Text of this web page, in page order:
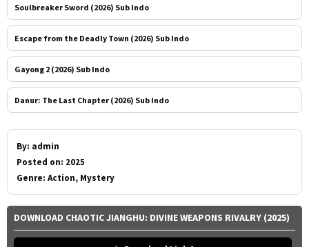
Soulbreaker Sword (2026) Sub Indo
Escape from the Deadly Town (2026) Sub Indo
Gayong 2 (2026) Sub Indo
Danur: The Last Chapter (2026) Sub Indo
By: admin
Posted on: 2025
Genre: Action, Mystery
DOWNLOAD CHAOTIC JIANGHU: DIVINE WEAPONS RIVALRY (2025)